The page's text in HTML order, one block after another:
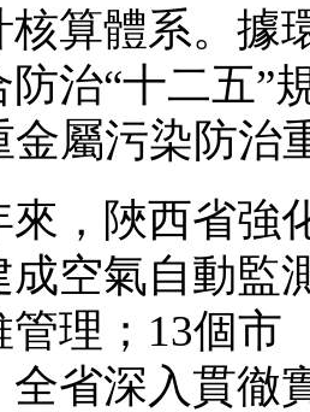
核算體系。據
治“十二五”
金屬污染防治
陜西省強化
成空氣自動監
管理；13個市
全省深入貫徹